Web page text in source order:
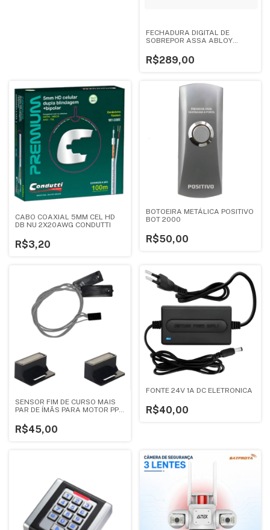
FECHADURA DIGITAL DE
SOBREPOR ASSA ABLOY
R$289,00
CABO COAXIAL 5MM CEL HD
DB NU 2X20AWG CONDUTTI
R$3,20
BOTOEIRA METÁLICA POSITIVO
BOT 2000
R$50,00
SENSOR FIM DE CURSO MAIS
PAR DE ÍMÃS PARA MOTOR PPA
R$45,00
FONTE 24V 1A DC ELETRONICA
R$40,00